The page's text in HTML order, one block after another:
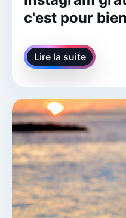
c'est pour
Lire la suite